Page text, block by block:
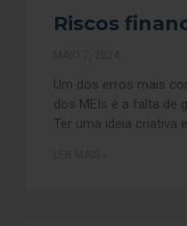
Riscos
Um dos erros mais
dos MEIs é a falta de
Ter uma ideia criativa